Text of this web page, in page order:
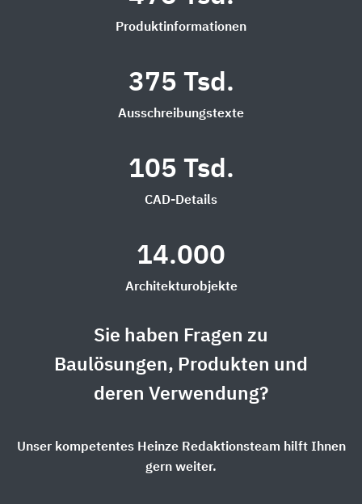
Produktinformationen
375 Tsd.
Ausschreibungstexte
105 Tsd.
CAD-Details
14.000
Architekturobjekte
Sie haben Fragen zu
Baulösungen, Produkten und
deren Verwendung?
Unser kompetentes Heinze Redaktionsteam hilft Ihnen
gern weiter.